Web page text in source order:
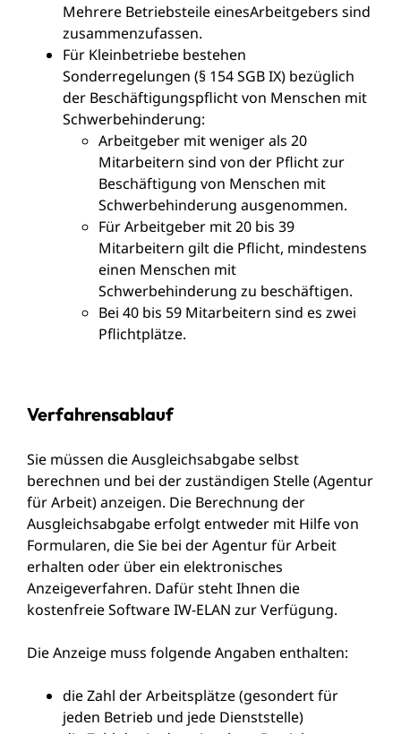
Mehrere Betriebsteile einesArbeitgebers sind
zusammenzufassen.
Für Kleinbetriebe bestehen
Sonderregelungen (§ 154 SGB IX) bezüglich
der Beschäftigungspflicht von Menschen mit
Schwerbehinderung:
Arbeitgeber mit weniger als 20
Mitarbeitern sind von der Pflicht zur
Beschäftigung von Menschen mit
Schwerbehinderung ausgenommen.
Für Arbeitgeber mit 20 bis 39
Mitarbeitern gilt die Pflicht, mindestens
einen Menschen mit
Schwerbehinderung zu beschäftigen.
Bei 40 bis 59 Mitarbeitern sind es zwei
Pflichtplätze.
Verfahrensablauf
Sie müssen die Ausgleichsabgabe selbst
berechnen und bei der zuständigen Stelle (Agentur
für Arbeit) anzeigen. Die Berechnung der
Ausgleichsabgabe erfolgt entweder mit Hilfe von
Formularen, die Sie bei der Agentur für Arbeit
erhalten oder über ein elektronisches
Anzeigeverfahren. Dafür steht Ihnen die
kostenfreie Software IW-ELAN zur Verfügung.
Die Anzeige muss folgende Angaben enthalten:
die Zahl der Arbeitsplätze (gesondert für
jeden Betrieb und jede Dienststelle)